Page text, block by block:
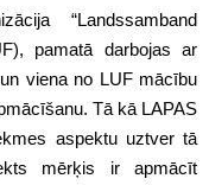
“Landssamband
pamatā darbojas ar
viena no LUF mācību
Tā kā LAPAS
aspektu uztver tā
mērķis ir apmācīt